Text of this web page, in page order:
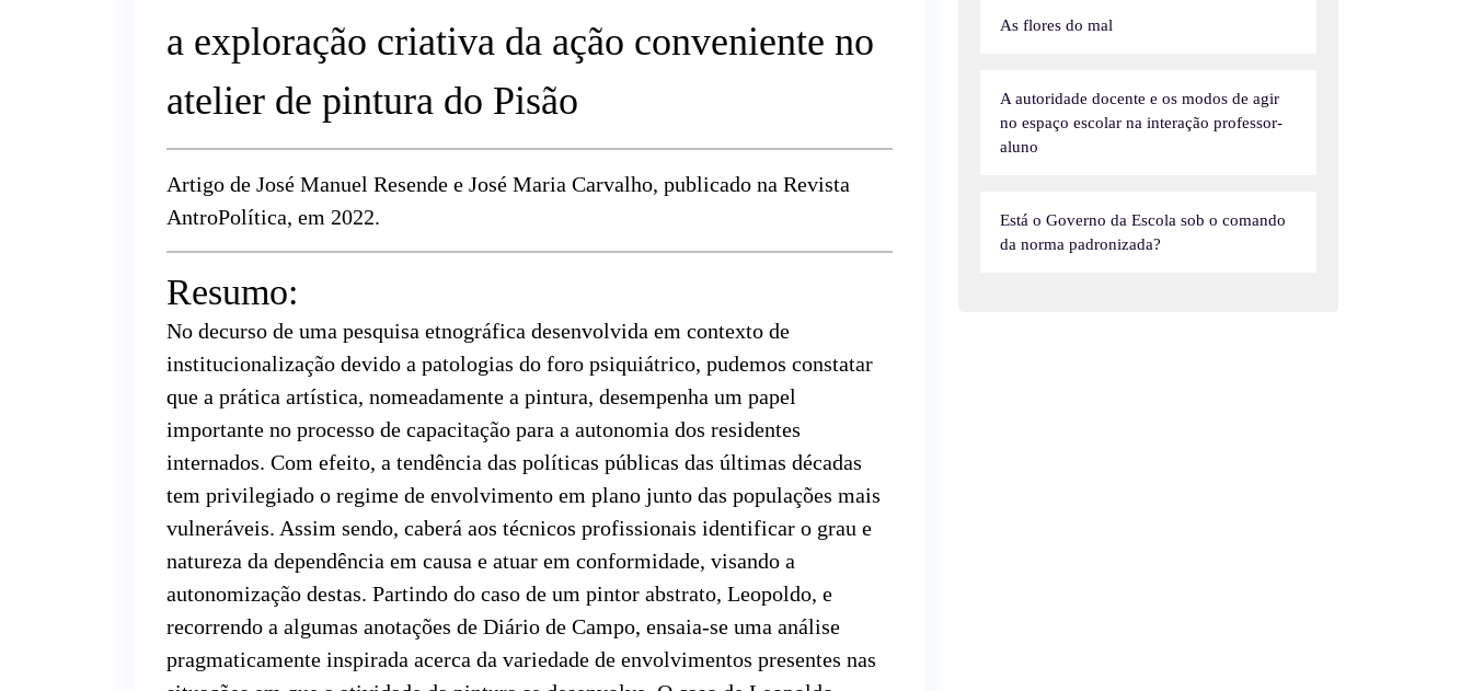
a exploração criativa da ação conveniente no
atelier de pintura do Pisão
Artigo de José Manuel Resende e José Maria Carvalho, publicado na Revista
AntroPolítica, em 2022.
Resumo:
No decurso de uma pesquisa etnográfica desenvolvida em contexto de
institucionalização devido a patologias do foro psiquiátrico, pudemos constatar
que a prática artística, nomeadamente a pintura, desempenha um papel
importante no processo de capacitação para a autonomia dos residentes
internados. Com efeito, a tendência das políticas públicas das últimas décadas
tem privilegiado o regime de envolvimento em plano junto das populações mais
vulneráveis. Assim sendo, caberá aos técnicos profissionais identificar o grau e
natureza da dependência em causa e atuar em conformidade, visando a
autonomização destas. Partindo do caso de um pintor abstrato, Leopoldo, e
recorrendo a algumas anotações de Diário de Campo, ensaia-se uma análise
pragmaticamente inspirada acerca da variedade de envolvimentos presentes nas
As flores do mal
A autoridade docente e os modos de agir
no espaço escolar na interação professor-
aluno
Está o Governo da Escola sob o comando
da norma padronizada?